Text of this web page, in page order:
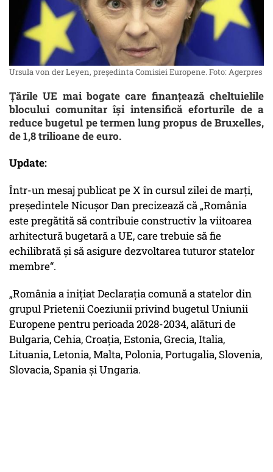
Ursula von der Leyen, preşedinta Comisiei Europene. Foto: Agerpres
Țările UE mai bogate care finanțează cheltuielile
blocului comunitar își intensifică eforturile de a
reduce bugetul pe termen lung propus de Bruxelles,
de 1,8 trilioane de euro.
Update:
Într-un mesaj publicat pe X în cursul zilei de marți,
președintele Nicușor Dan precizează că „România
este pregătită să contribuie constructiv la viitoarea
arhitectură bugetară a UE, care trebuie să fie
echilibrată și să asigure dezvoltarea tuturor statelor
membre“.
„România a inițiat Declarația comună a statelor din
grupul Prietenii Coeziunii privind bugetul Uniunii
Europene pentru perioada 2028-2034, alături de
Bulgaria, Cehia, Croația, Estonia, Grecia, Italia,
Lituania, Letonia, Malta, Polonia, Portugalia, Slovenia,
Slovacia, Spania și Ungaria.